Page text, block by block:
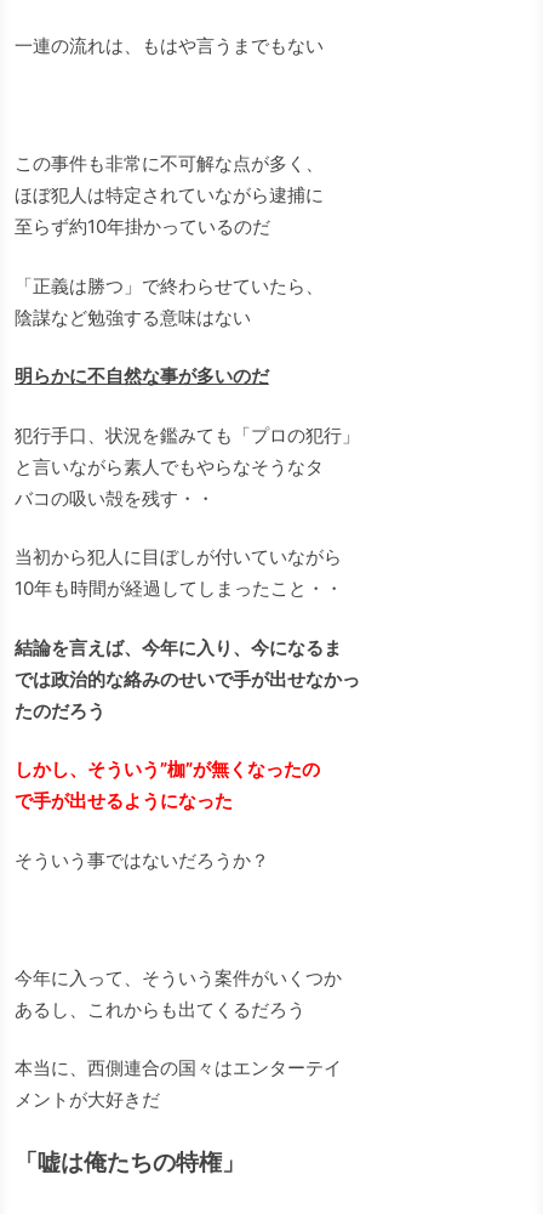
一連の流れは、もはや言うまでもない
この事件も非常に不可解な点が多く、
ほぼ犯人は特定されていながら逮捕に
至らず約10年掛かっているのだ
「正義は勝つ」で終わらせていたら、
陰謀など勉強する意味はない
明らかに不自然な事が多いのだ
犯行手口、状況を鑑みても「プロの犯行」
と言いながら素人でもやらなそうなタ
バコの吸い殻を残す・・
当初から犯人に目ぼしが付いていながら
10年も時間が経過してしまったこと・・
結論を言えば、今年に入り、今になるま
では政治的な絡みのせいで手が出せなかっ
たのだろう
しかし、そういう”枷”が無くなったの
で手が出せるようになった
そういう事ではないだろうか？
今年に入って、そういう案件がいくつか
あるし、これからも出てくるだろう
本当に、西側連合の国々はエンターテイ
メントが大好きだ
「嘘は俺たちの特権」